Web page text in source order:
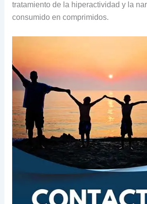
tratamiento de la hiperactividad y la
consumido en comprimidos.